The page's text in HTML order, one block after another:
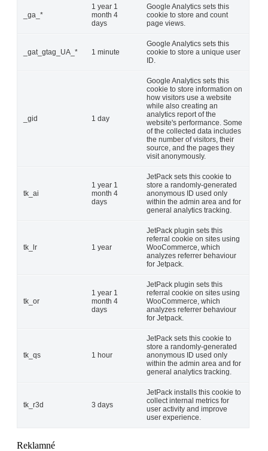
_ga_*
1 year 1
month 4
days
Google Analytics sets this
cookie to store and count
page views.
_gat_gtag_UA_* 1 minute
Google Analytics sets this
cookie to store a unique user
ID.
_gid 1 day
Google Analytics sets this
cookie to store information on
how visitors use a website
while also creating an
analytics report of the
website's performance. Some
of the collected data includes
the number of visitors, their
source, and the pages they
visit anonymously.
tk_ai
1 year 1
month 4
days
JetPack sets this cookie to
store a randomly-generated
anonymous ID used only
within the admin area and for
general analytics tracking.
tk_lr 1 year
JetPack plugin sets this
referral cookie on sites using
WooCommerce, which
analyzes referrer behaviour
for Jetpack.
tk_or
1 year 1
month 4
days
JetPack plugin sets this
referral cookie on sites using
WooCommerce, which
analyzes referrer behaviour
for Jetpack.
tk_qs 1 hour
JetPack sets this cookie to
store a randomly-generated
anonymous ID used only
within the admin area and for
general analytics tracking.
tk_r3d 3 days
JetPack installs this cookie to
collect internal metrics for
user activity and improve
user experience.
Reklamné